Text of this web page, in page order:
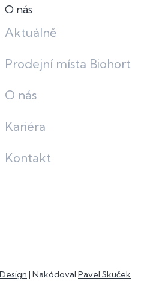
O nás
Aktuálně
Prodejní místa Biohort
O nás
Kariéra
Kontakt
| Nakódoval Pavel Skuček